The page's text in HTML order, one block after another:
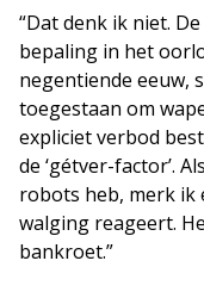
“Dat denk ik niet.
bepaling in het
negentiende eeuw,
toegestaan om
expliciet verbod
de ‘gétver-factor’.
robots heb, merk ik
walging reageert.
bankroet.”